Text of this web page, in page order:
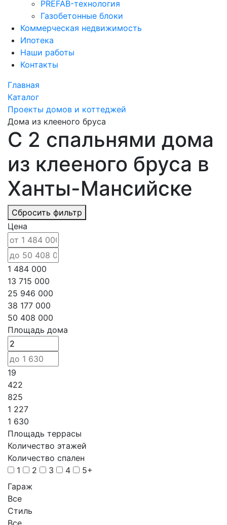
PREFAB-технология
Газобетонные блоки
Коммерческая недвижимость
Ипотека
Наши работы
Контакты
Главная
Каталог
Проекты домов и коттеджей
Дома из клееного бруса
С 2 спальнями дома
из клееного бруса в
Ханты-Мансийске
Сбросить фильтр
Цена
1 484 000
13 715 000
25 946 000
38 177 000
50 408 000
Площадь дома
19
422
825
1 227
1 630
Площадь террасы
Количество этажей
Количество спален
1
2 3 4
5+
Гараж
Все
Стиль
Все